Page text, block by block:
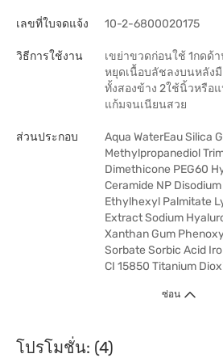
เลขที่ใบจดแจ้ง 10-2-6800020175
วิธีการใช้งาน
เขย่าขวดก่อนใช้ 1กดด้
หยุดเนื้อบลัชลงบนหลัง
ทั้งสองข้าง 2ใช้นิ้วหรือ
แก้มจนเนียนสวย
ส่วนประกอบ
Aqua WaterEau Silica
Methylpropanediol
Dimethicone PEG60
Ceramide NP
Ethylhexyl Palmitate
Extract Sodium
Xanthan Gum
Sorbate Sorbic Acid
CI 15850 Titanium
ซ่อน
โปรโมชั่น: (4)